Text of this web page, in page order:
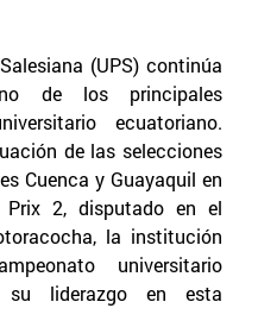
(UPS) continúa
de los principales
ecuatoriano.
de las selecciones
Cuenca y Guayaquil en
Prix 2, disputado en el
la institución
universitario
su liderazgo en esta